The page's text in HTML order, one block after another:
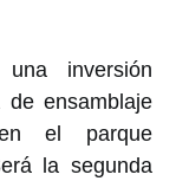
inversión
ensamblaje
el parque
la segunda